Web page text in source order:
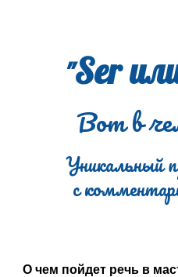
"Ser
Вот в
Уникальный
с
О чем пойдет речь в